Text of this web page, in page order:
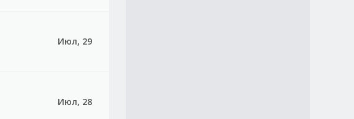
Июл, 29
Июл, 28